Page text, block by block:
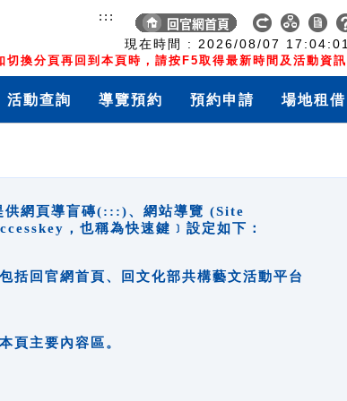
現在時間 : 2026/08/07 17:04:02
切換分頁再回到本頁時，請按F5取得最新時間及活動資訊
:::
活動查詢 導覽預約 預約申請 場地租借
供網頁導盲磚(:::)、網站導覽 (Site
，也稱為快速鍵﹞設定如下：
回官網首頁、回文化部共構藝文活動平台
主要內容區。